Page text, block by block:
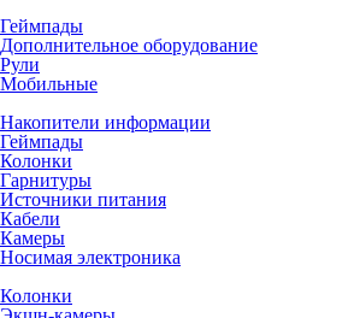
Геймпады
Дополнительное оборудование
Рули
Мобильные
Накопители информации
Геймпады
Колонки
Гарнитуры
Источники питания
Кабели
Камеры
Носимая электроника
Колонки